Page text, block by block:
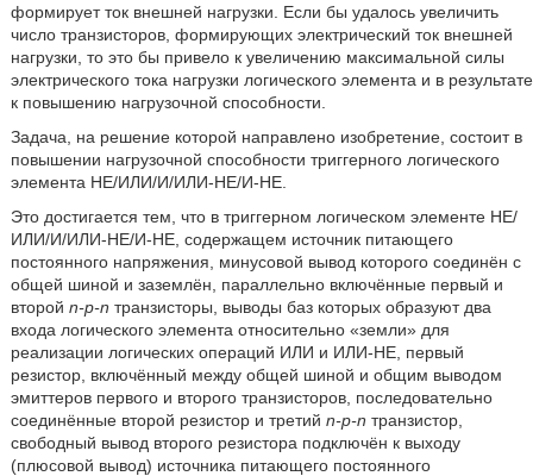
формирует ток внешней нагрузки. Если бы удалось увеличить
число транзисторов, формирующих электрический ток внешней
нагрузки, то это бы привело к увеличению максимальной силы
электрического тока нагрузки логического элемента и в результате
к повышению нагрузочной способности.
Задача, на решение которой направлено изобретение, состоит в
повышении нагрузочной способности триггерного логического
элемента НЕ/ИЛИ/И/ИЛИ-НЕ/И-НЕ.
Это достигается тем, что в триггерном логическом элементе НЕ/
ИЛИ/И/ИЛИ-НЕ/И-НЕ, содержащем источник питающего
постоянного напряжения, минусовой вывод которого соединён с
общей шиной и заземлён, параллельно включённые первый и
второй n-p-n транзисторы, выводы баз которых образуют два
входа логического элемента относительно «земли» для
реализации логических операций ИЛИ и ИЛИ-НЕ, первый
резистор, включённый между общей шиной и общим выводом
эмиттеров первого и второго транзисторов, последовательно
соединённые второй резистор и третий n-p-n транзистор,
свободный вывод второго резистора подключён к выходу
(плюсовой вывод) источника питающего постоянного